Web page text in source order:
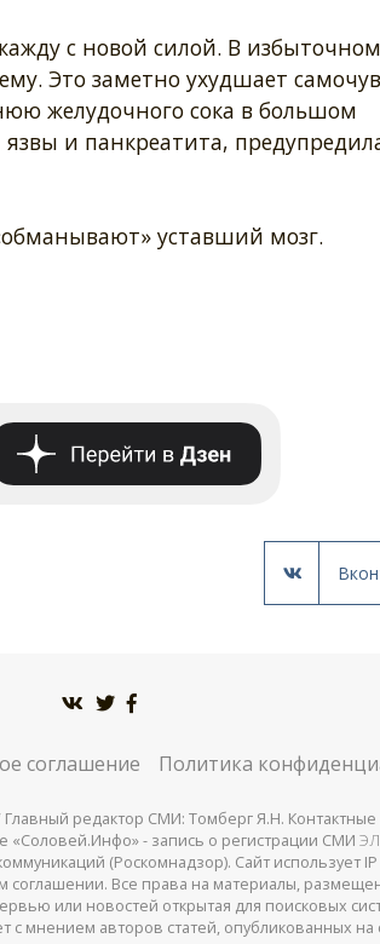
с новой силой. В избыточном
Это заметно ухудшает
желудочного сока в большом
язвы и панкреатита,
уставший мозг.
соглашение Политика
редактор СМИ: Томберг Я.Н.
«Соловей.Инфо» - запись о регистрации СМИ
(Роскомнадзор). Сайт использует
соглашении. Все права на материалы,
или новостей открытая для поисковых
с мнением авторов статей, опубликованных на